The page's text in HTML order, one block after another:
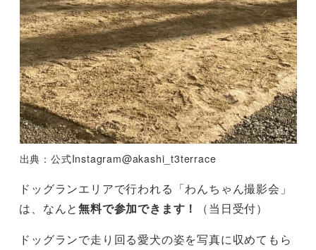
出典：公式Instagram@akashi_t3terrace
ドッグランエリアで行われる「わんちゃん撮影会」
は、なんと無料で参加できます！
（当日受付）
ドッグランで走り回る愛犬の姿を写真に収めてもら